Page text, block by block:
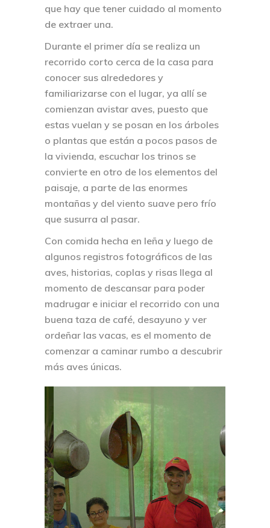
que hay que tener cuidado al momento
de extraer una.
Durante el primer día se realiza un
recorrido corto cerca de la casa para
conocer sus alrededores y
familiarizarse con el lugar, ya allí se
comienzan avistar aves, puesto que
estas vuelan y se posan en los árboles
o plantas que están a pocos pasos de
la vivienda, escuchar los trinos se
convierte en otro de los elementos del
paisaje, a parte de las enormes
montañas y del viento suave pero frío
que susurra al pasar.
Con comida hecha en leña y luego de
algunos registros fotográficos de las
aves, historias, coplas y risas llega al
momento de descansar para poder
madrugar e iniciar el recorrido con una
buena taza de café, desayuno y ver
ordeñar las vacas, es el momento de
comenzar a caminar rumbo a descubrir
más aves únicas.